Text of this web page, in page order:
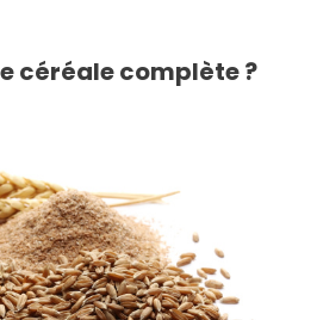
céréale complète ?